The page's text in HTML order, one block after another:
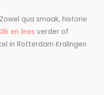
qua smaak, historie
en lees verder of
in Rotterdam Kralingen